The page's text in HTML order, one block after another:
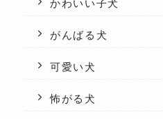
かわいい子犬
がんばる犬
可愛い犬
怖がる犬